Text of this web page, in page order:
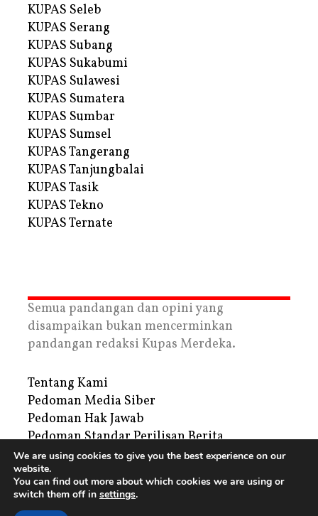
KUPAS Seleb
KUPAS Serang
KUPAS Subang
KUPAS Sukabumi
KUPAS Sulawesi
KUPAS Sumatera
KUPAS Sumbar
KUPAS Sumsel
KUPAS Tangerang
KUPAS Tanjungbalai
KUPAS Tasik
KUPAS Tekno
KUPAS Ternate
Semua pandangan dan opini yang
disampaikan bukan mencerminkan
pandangan redaksi Kupas Merdeka.
Tentang Kami
Pedoman Media Siber
Pedoman Hak Jawab
Pedoman Standar Perilisan Berita
Privacy Policy
Periklanan
Copyright © 2026 | PT. Tegar Kupas Mediatama
We are using cookies to give you the best experience on our
website.
You can find out more about which cookies we are using or
switch them off in settings.